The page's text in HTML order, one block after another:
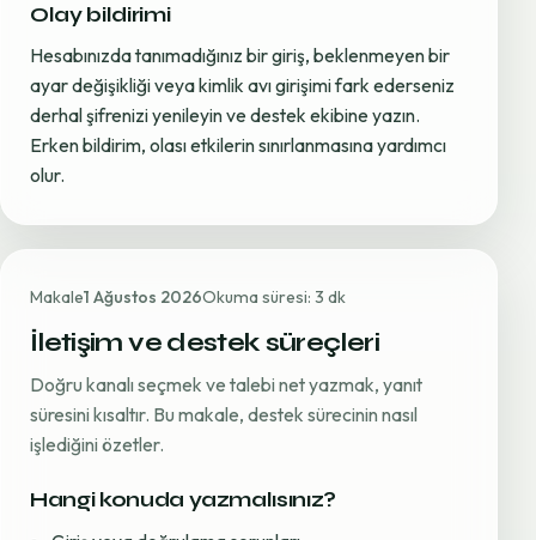
Olay bildirimi
Hesabınızda tanımadığınız bir giriş, beklenmeyen bir
ayar değişikliği veya kimlik avı girişimi fark ederseniz
derhal şifrenizi yenileyin ve destek ekibine yazın.
Erken bildirim, olası etkilerin sınırlanmasına yardımcı
olur.
Makale1 Ağustos 2026Okuma süresi: 3 dk
İletişim ve destek süreçleri
Doğru kanalı seçmek ve talebi net yazmak, yanıt
süresini kısaltır. Bu makale, destek sürecinin nasıl
işlediğini özetler.
Hangi konuda yazmalısınız?